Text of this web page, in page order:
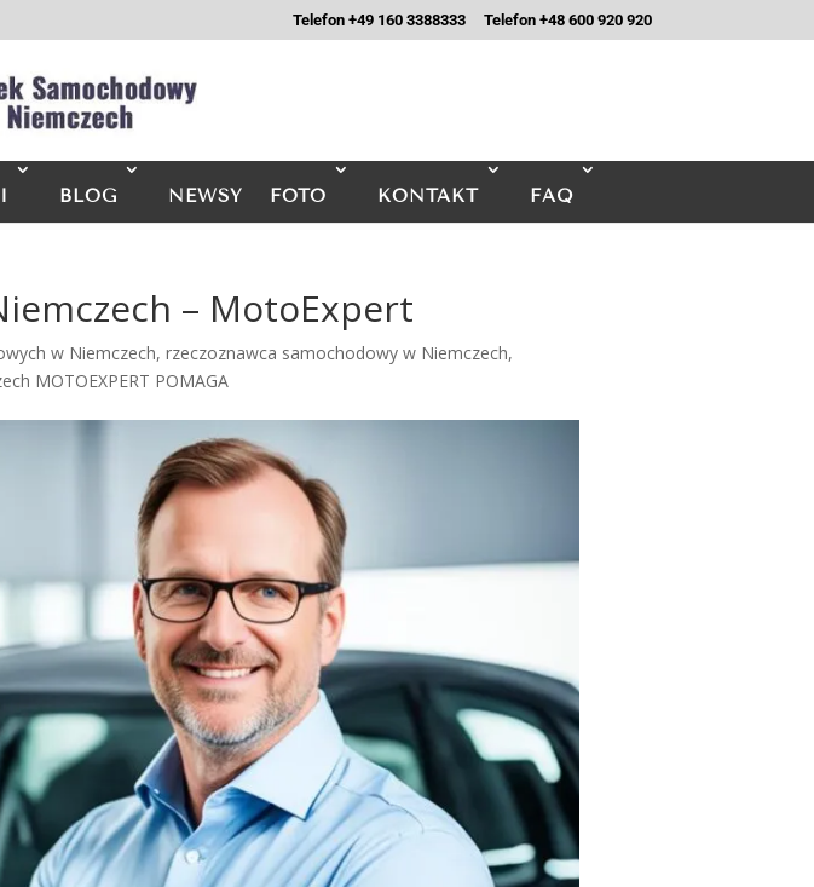
Telefon +49 160 3388333 Telefon +48 600 920 920
BLOG NEWSY FOTO KONTAKT FAQ
– MotoExpert
w Niemczech,rzeczoznawca samochodowy w Niemczech,
MOTOEXPERT POMAGA